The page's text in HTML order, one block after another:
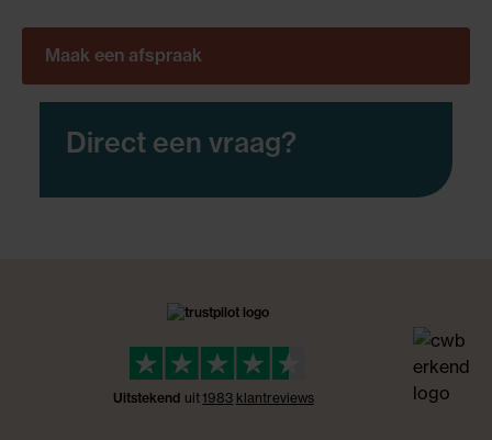
Maak een afspraak
Direct een vraag?
Uitstekend uit 1983 klantreviews